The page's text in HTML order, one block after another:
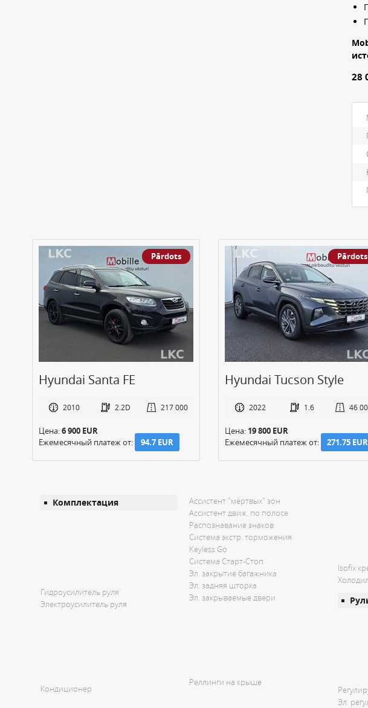
28
Pārdots
Hyundai Santa FE
2010 2.2D 217 000
Цена:6 900 EUR
Ежемесячный платеж от:
94.7 EUR
Pārdots
Hyundai Tucson Style
2022 1.6 46
Цена: 19 800 EUR
Ежемесячный платеж от:
271.75 EUR
Комплектация
Гидроусилитель руля
Электроусилитель руля
Кондиционер
Ассистент "мёртвых" зон
Ассистент движ. по полосе
Распознавание знаков
Система экстр. торможения
Keyless Go
Система Старт-Стоп
Эл. закрытие багажника
Эл. задняя шторка
Эл. закрываемые двери
Реллинги на крыше
Isofix
Эл.